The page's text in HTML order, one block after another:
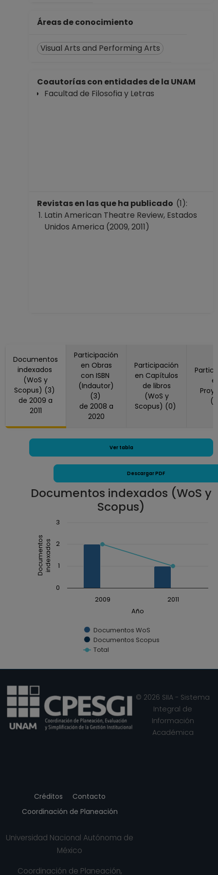
Áreas de conocimiento
Visual Arts and Performing Arts
Coautorías con entidades de la UNAM
Facultad de Filosofia y Letras
Revistas en las que ha publicado (1):
Latin American Theatre Review, Estados
Unidos America (2009, 2011)
Documentos
indexados
(WoS y
Scopus) (3)
de 2009 a
2011
Participación
en Obras
con ISBN
(Indautor)
(3)
de 2008 a
2020
Participación
en Capítulos
de libros
(WoS y
Scopus) (0)
Ver tabla
Descargar PDF
Documentos indexados (WoS y
Scopus)
Chart
Combination chart with 3 data series.
The chart has 1 X axis displaying Año.
The chart has 1 Y axis displaying Documentos
Año
Documentosindexados
Documentos WoS
Documentos Scopus
Total
2009 2011
0
1
2
3
End of interactive chart.
Créditos
Contacto
Coordinación de Planeación
Universidad Nacional Autónoma de
México
Coordinación de Planeación,
© 2026 SIIA - Sistema
Integral de
Información
Académica